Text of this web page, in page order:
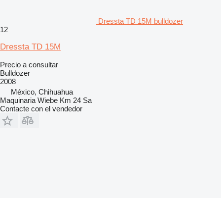
Dressta TD 15M bulldozer
12
Dressta TD 15M
Precio a consultar
Bulldozer
2008
México, Chihuahua
Maquinaria Wiebe Km 24 Sa
Contacte con el vendedor